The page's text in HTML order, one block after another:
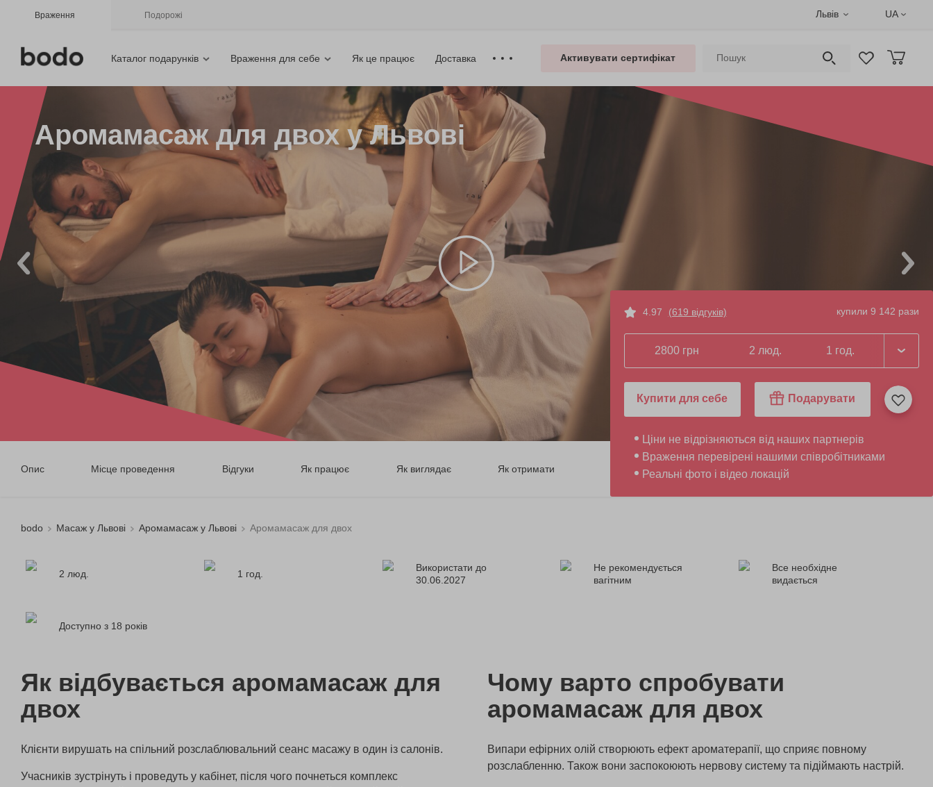
Враження Подорожі Львів UA
Каталог подарунків Враження для себе Як це працює Доставка Активувати сертифікат
Аромамасаж для двох у Львові
Опис Місце проведення Відгуки Як працює Як виглядає Як отримати
4.97 (619 відгуків) купили 9 142 рази
2800 грн 2 люд. 1 год.
Купити для себе Подарувати
Ціни не відрізняються від наших партнерів
Враження перевірені нашими співробітниками
Реальні фото і відео локацій
bodo Масаж у Львові Аромамасаж у Львові Аромамасаж для двох
2 люд. 1 год.
Використати до
30.06.2027
Не рекомендується
вагітним
Все необхідне
видається
Доступно з 18 років
Як відбувається аромамасаж для
двох
Клієнти вирушать на спільний розслаблювальний сеанс масажу в один із салонів.
Учасників зустрінуть і проведуть у кабінет, після чого почнеться комплекс
Чому варто спробувати
аромамасаж для двох
Випари ефірних олій створюють ефект ароматерапії, що сприяє повному
розслабленню. Також вони заспокоюють нервову систему та підіймають настрій.